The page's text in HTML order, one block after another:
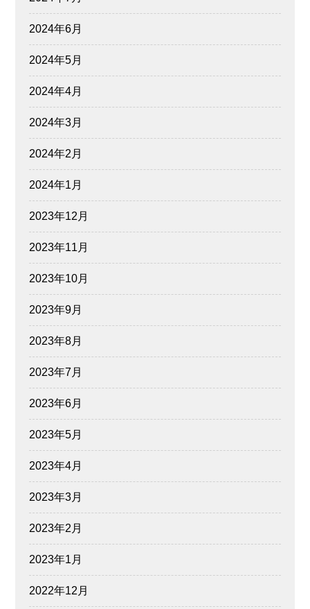
2024年6月
2024年5月
2024年4月
2024年3月
2024年2月
2024年1月
2023年12月
2023年11月
2023年10月
2023年9月
2023年8月
2023年7月
2023年6月
2023年5月
2023年4月
2023年3月
2023年2月
2023年1月
2022年12月